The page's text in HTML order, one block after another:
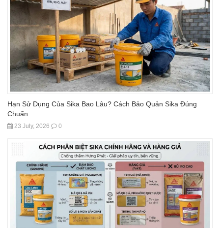
Hạn Sử Dụng Của Sika Bao Lâu? Cách Bảo Quản Sika Đúng
Chuẩn
23 July, 2026 0